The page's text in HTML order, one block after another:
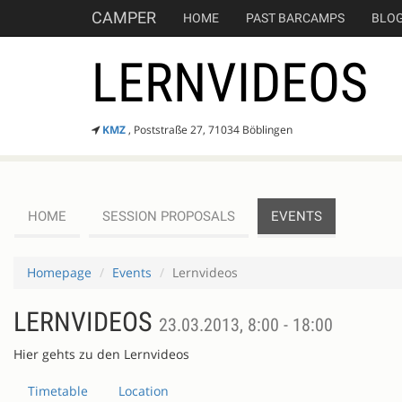
CAMPER HOME PAST BARCAMPS
LERNVIDEOS
KMZ, Poststraße 27, 71034 Böblingen
HOME SESSION PROPOSALS EVENTS
Homepage Events Lernvideos
LERNVIDEOS 23.03.2013, 8:00 - 18:00
Hier gehts zu den Lernvideos
Timetable Location